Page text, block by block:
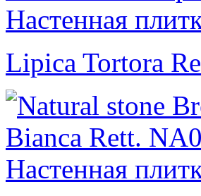
Lipica Tortora